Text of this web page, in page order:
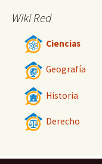
Wiki Red
Ciencias
Geografía
Historia
Derecho